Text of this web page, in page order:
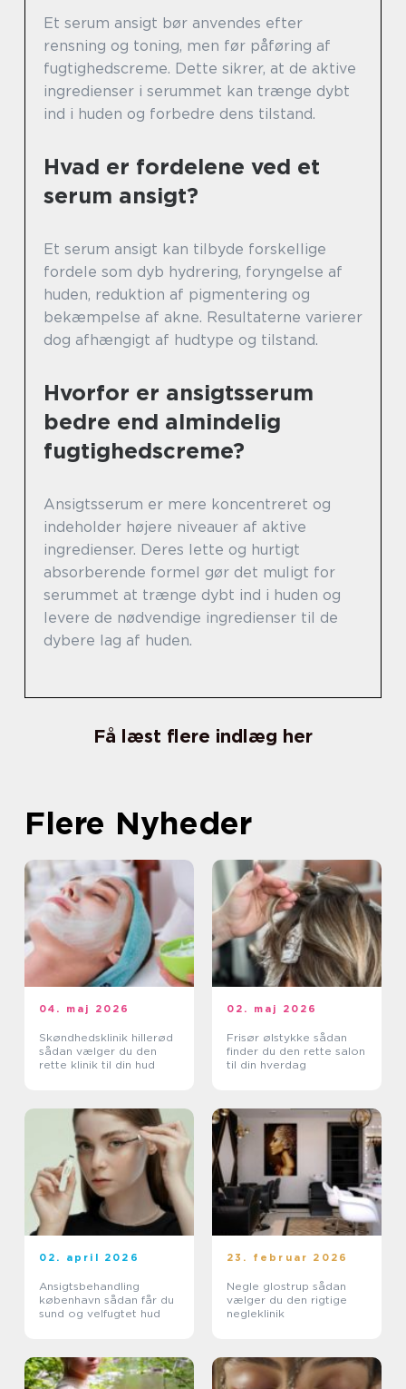
Et serum ansigt bør anvendes efter
rensning og toning, men før påføring af
fugtighedscreme. Dette sikrer, at de aktive
ingredienser i serummet kan trænge dybt
ind i huden og forbedre dens tilstand.
Hvad er fordelene ved et
serum ansigt?
Et serum ansigt kan tilbyde forskellige
fordele som dyb hydrering, foryngelse af
huden, reduktion af pigmentering og
bekæmpelse af akne. Resultaterne varierer
dog afhængigt af hudtype og tilstand.
Hvorfor er ansigtsserum
bedre end almindelig
fugtighedscreme?
Ansigtsserum er mere koncentreret og
indeholder højere niveauer af aktive
ingredienser. Deres lette og hurtigt
absorberende formel gør det muligt for
serummet at trænge dybt ind i huden og
levere de nødvendige ingredienser til de
dybere lag af huden.
Få læst flere indlæg her
Flere Nyheder
04. maj 2026
Skøndhedsklinik hillerød
sådan vælger du den
rette klinik til din hud
02. maj 2026
Frisør ølstykke sådan
finder du den rette salon
til din hverdag
02. april 2026
Ansigtsbehandling
københavn sådan får du
sund og velfugtet hud
23. februar 2026
Negle glostrup sådan
vælger du den rigtige
negleklinik